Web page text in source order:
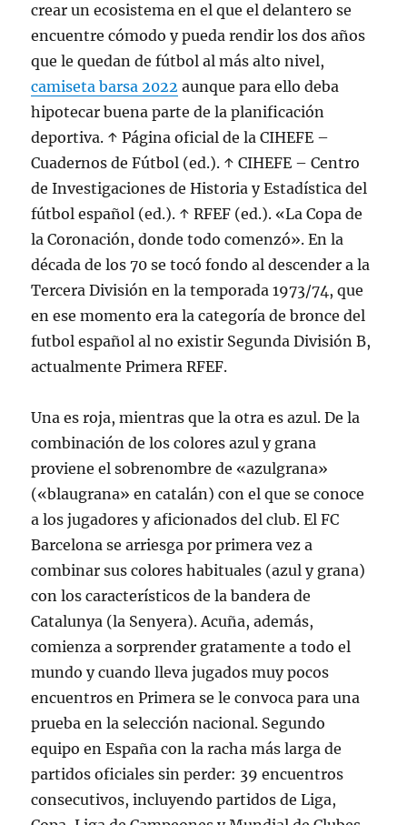
crear un ecosistema en el que el delantero se
encuentre cómodo y pueda rendir los dos años
que le quedan de fútbol al más alto nivel,
camiseta barsa 2022 aunque para ello deba
hipotecar buena parte de la planificación
deportiva. ↑ Página oficial de la CIHEFE –
Cuadernos de Fútbol (ed.). ↑ CIHEFE – Centro
de Investigaciones de Historia y Estadística del
fútbol español (ed.). ↑ RFEF (ed.). «La Copa de
la Coronación, donde todo comenzó». En la
década de los 70 se tocó fondo al descender a la
Tercera División en la temporada 1973/74, que
en ese momento era la categoría de bronce del
futbol español al no existir Segunda División B,
actualmente Primera RFEF.
Una es roja, mientras que la otra es azul. De la
combinación de los colores azul y grana
proviene el sobrenombre de «azulgrana»
(«blaugrana» en catalán) con el que se conoce
a los jugadores y aficionados del club. El FC
Barcelona se arriesga por primera vez a
combinar sus colores habituales (azul y grana)
con los característicos de la bandera de
Catalunya (la Senyera). Acuña, además,
comienza a sorprender gratamente a todo el
mundo y cuando lleva jugados muy pocos
encuentros en Primera se le convoca para una
prueba en la selección nacional. Segundo
equipo en España con la racha más larga de
partidos oficiales sin perder: 39 encuentros
consecutivos, incluyendo partidos de Liga,